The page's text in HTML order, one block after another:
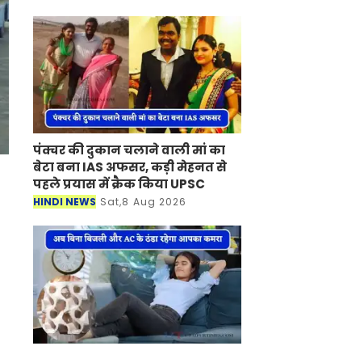
टाइम टेबल जारी हो गया है।
पंक्चर की दुकान चलाने वाली मां का
बेटा बना IAS अफसर, कड़ी मेहनत से
पहले प्रयास में क्रैक किया UPSC
HINDI NEWS Sat,8 Aug 2026